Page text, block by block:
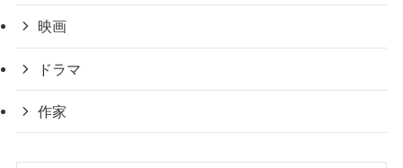
映画
ドラマ
作家